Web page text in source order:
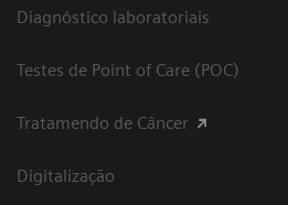
Diagnóstico laboratoriais
Testes de Point of Care (POC)
Tratamendo de Câncer
Digitalização